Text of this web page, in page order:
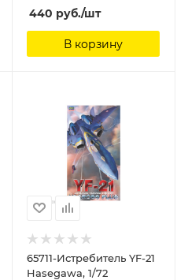
440 руб./шт
В корзину
65711-Истребитель YF-21
Hasegawa, 1/72